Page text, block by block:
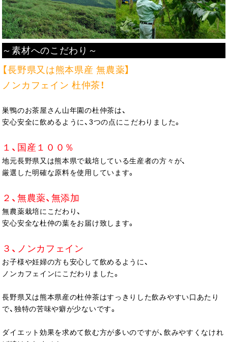
～素材へのこだわり～
【長野県又は熊本県産 無農薬】
ノンカフェイン 杜仲茶！
巣鴨のお茶屋さん山年園の杜仲茶は、
安心安全に飲めるように、3つの点にこだわりました。
１、国産１００％
地元長野県又は熊本県で栽培している生産者の方々が、
厳選した明確な原料を使用しています。
２、無農薬、無添加
無農薬栽培にこだわり、
安心安全な杜仲の葉をお届け致します。
３、ノンカフェイン
お子様や妊婦の方も安心して飲めるように、
ノンカフェインにこだわりました。
長野県又は熊本県産の杜仲茶はすっきりした飲みやすい口あたり
で、独特の苦味や癖が少ないです。
ダイエット効果を求めて飲む方が多いのですが、飲みやすくなけれ